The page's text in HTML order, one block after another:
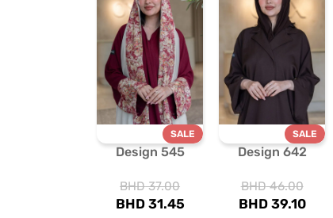
SALE
Design 642
BHD46.00
BHD39.10
SALE
Design 545
BHD37.00
BHD31.45